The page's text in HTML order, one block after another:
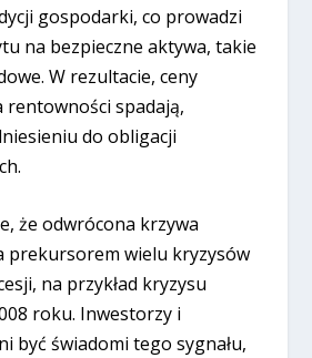
gospodarki, co prowadzi
na bezpieczne aktywa, takie
W rezultacie, ceny
rentowności spadają,
do obligacji
że odwrócona krzywa
prekursorem wielu kryzysów
na przykład kryzysu
roku. Inwestorzy i
być świadomi tego sygnału,